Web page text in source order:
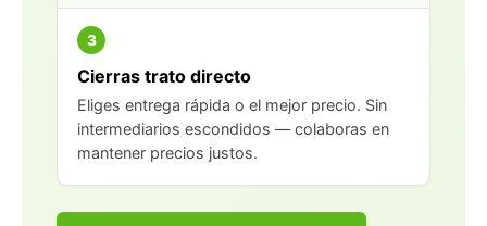
3
Cierras trato directo
Eliges entrega rápida o el mejor precio. Sin
intermediarios escondidos — colaboras en
mantener precios justos.